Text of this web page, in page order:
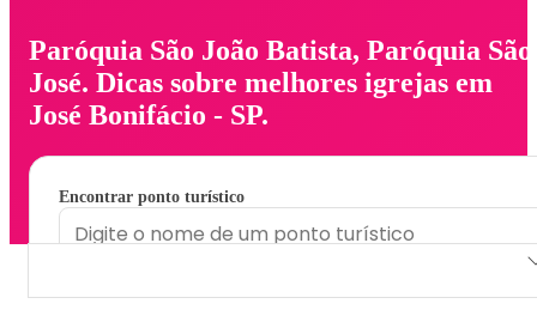
Paróquia São João Batista, Paróquia São
José. Dicas sobre melhores igrejas em
José Bonifácio - SP.
Encontrar ponto turístico